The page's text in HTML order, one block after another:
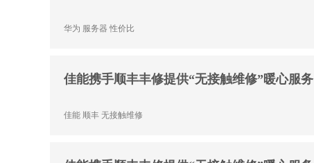
华为 服务器 性价比
佳能携手顺丰丰修提供“无接触维修”暖心服务
佳能 顺丰 无接触维修